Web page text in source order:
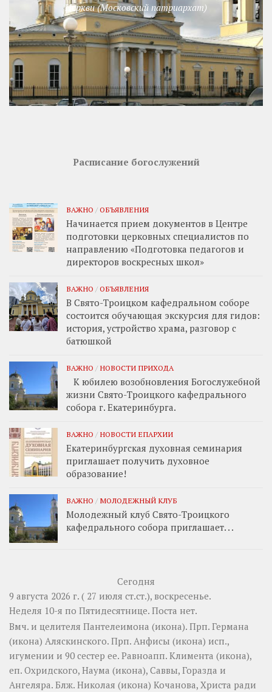
Церкви (Московский патриархат)
Расписание богослужений
ВАЖНО / ОБЪЯВЛЕНИЯ
Начинается прием документов в Центре
подготовки церковных специалистов по
направлению «Подготовка педагогов и
директоров воскресных школ»
ВАЖНО / ОБЪЯВЛЕНИЯ
В Свято-Троицком кафедральном соборе
состоится обучающая экскурсия для гидов:
история, устройство храма, разговор с
батюшкой
ВАЖНО / НОВОСТИ ПРИХОДА
К юбилею возобновления Богослужебной
жизни Свято-Троицкого кафедрального
собора г. Екатеринбурга.
ВАЖНО / НОВОСТИ ЕПАРХИИ
Екатеринбургская духовная семинария
приглашает получить духовное
образование!
ВАЖНО / МОЛОДЕЖНЫЙ КЛУБ
Молодежный клуб Свято-Троицкого
кафедрального собора приглашает. . .
Сегодня
9 августа 2026 г. ( 27 июля ст.ст.), воскресенье.
Неделя 10-я по Пятидесятнице. Поста нет.
Вмч. и целителя Пантелеимона (икона). Прп. Германа
(икона) Аляскинского. Прп. Анфисы (икона) исп.,
игумении и 90 сестер ее. Равноапп. Климента (икона),
еп. Охридского, Наума (икона), Саввы, Горазда и
Ангеляра. Блж. Николая (икона) Кочанова, Христа ради